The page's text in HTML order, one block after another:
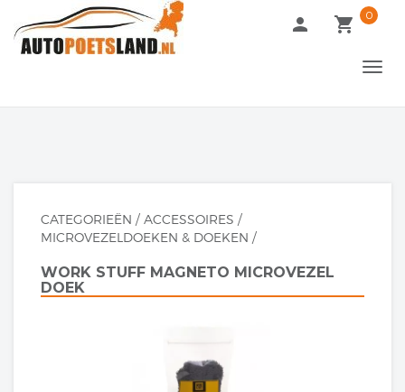
language UW TAAL arrow_drop_down local_grocery_store 0
person
CATEGORIEËN / ACCESSOIRES /
MICROVEZELDOEKEN & DOEKEN /
WORK STUFF MAGNETO MICROVEZEL
DOEK